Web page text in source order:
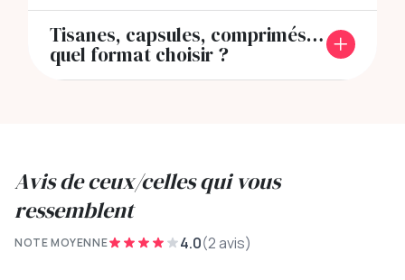
Tisanes, capsules, comprimés…
quel format choisir ?
Avis de ceux/celles qui vous
ressemblent
NOTE MOYENNE 4.0(2 avis)